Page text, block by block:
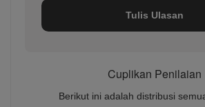
Tulis Ulasan
Cuplikan Penilaian
Berikut ini adalah distribusi